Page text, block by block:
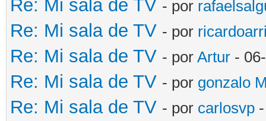
Re: Mi sala de TV - por
Re: Mi sala de TV - por
Re: Mi sala de TV - por Artur -
Re: Mi sala de TV - por gonzalo
Re: Mi sala de TV - por carlosvp